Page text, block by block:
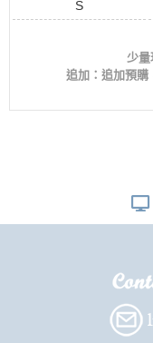
S
少量
追加：追加預購